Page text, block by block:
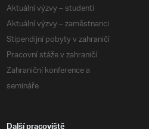
Aktuální výzvy – studenti
Aktuální výzvy – zaměstnanci
Stipendijní pobyty v zahraničí
Pracovní stáže v zahraničí
Zahraniční konference a
semináře